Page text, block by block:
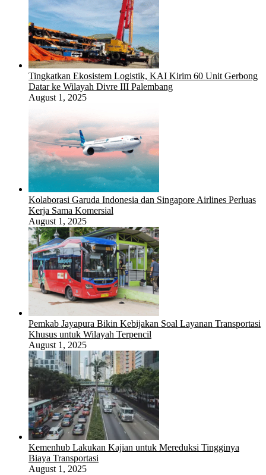
Tingkatkan Ekosistem Logistik, KAI Kirim 60 Unit Gerbong
Datar ke Wilayah Divre III Palembang
August 1, 2025
Kolaborasi Garuda Indonesia dan Singapore Airlines Perluas
Kerja Sama Komersial
August 1, 2025
Pemkab Jayapura Bikin Kebijakan Soal Layanan Transportasi
Khusus untuk Wilayah Terpencil
August 1, 2025
Kemenhub Lakukan Kajian untuk Mereduksi Tingginya
Biaya Transportasi
August 1, 2025